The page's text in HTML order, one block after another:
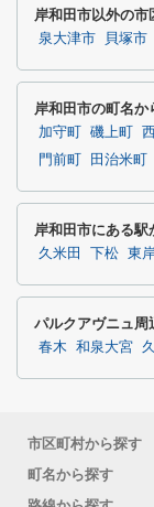
岸和田市以外の市
泉大津市 貝塚市
岸和田市の町名か
加守町 磯上町
門前町
田治米町
岸和田市にある駅
久米田 下松 東
パルクアヴニュ周
春木 和泉大宮
市区町村から探す
町名から探す